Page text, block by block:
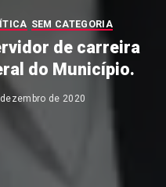
SEM CATEGORIA
de carreira
do Município.
de 2020